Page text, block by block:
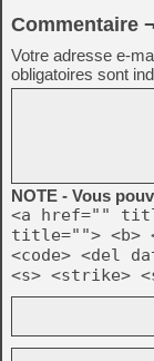
Commentaire ¬
Votre adresse e-
obligatoires sont
NOTE - Vous
<a href=""
title=""> <b>
<code> <del
<s> <strike>